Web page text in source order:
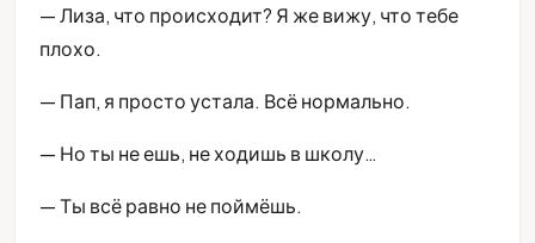
— Лиза, что происходит? Я же вижу, что тебе
плохо.
— Пап, я просто устала. Всё нормально.
— Но ты не ешь, не ходишь в школу…
— Ты всё равно не поймёшь.